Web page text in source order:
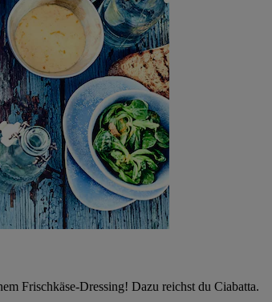
Frischkäse-Dressing! Dazu reichst du Ciabatta.